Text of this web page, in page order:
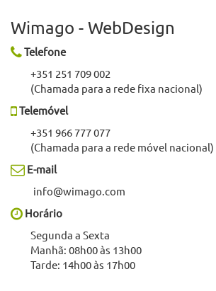
Wimago - WebDesign
Telefone
+351 251 709 002
(Chamada para a rede fixa nacional)
Telemóvel
+351 966 777 077
(Chamada para a rede móvel nacional)
E-mail
info@wimago.com
Horário
Segunda a Sexta
Manhã: 08h00 às 13h00
Tarde: 14h00 às 17h00